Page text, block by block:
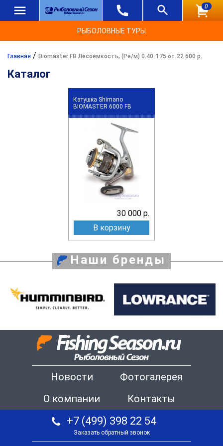
0
РЫБОЛОВНЫЕ ТУРЫ
Главная / Biomaster FB Лесоемкость, (Ре/м) 0.40-175 от 22 600 р.
Каталог
Катушка Shimano
BIOMASTER 6000 FB
30 000 р.
В корзину
Наши бренды
Новости
Фотогалерея
О компании
Контакты
+7 (499) 398 22 54
Заказать обратный звонок